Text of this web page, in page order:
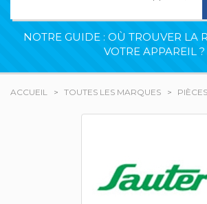
NOTRE GUIDE : OÙ TROUVER LA
VOTRE APPAREIL ?
ACCUEIL TOUTES LES MARQUES